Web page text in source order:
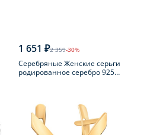
1 651 ₽2 359-30%
Серебряные Женские серьги
родированное серебро 925